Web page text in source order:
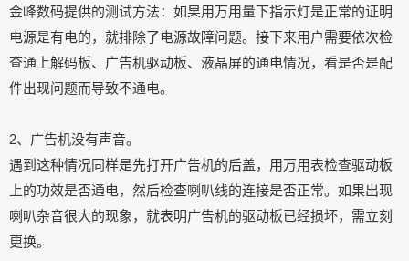
金峰数码提供的测试方法：如果用万用量下指示灯是正常的证明
电源是有电的，就排除了电源故障问题。接下来用户需要依次检
查通上解码板、广告机驱动板、液晶屏的通电情况，看是否是配
件出现问题而导致不通电。
2、广告机没有声音。
遇到这种情况同样是先打开广告机的后盖，用万用表检查驱动板
上的功效是否通电，然后检查喇叭线的连接是否正常。如果出现
喇叭杂音很大的现象，就表明广告机的驱动板已经损坏，需立刻
更换。